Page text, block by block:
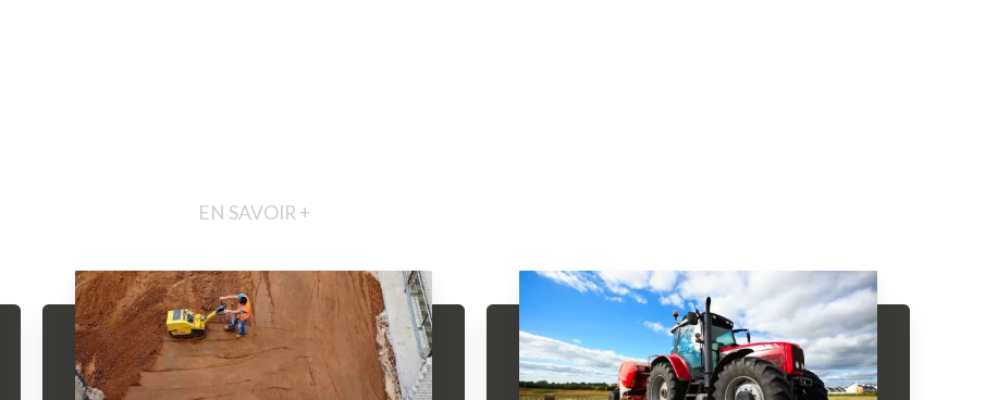
EN SAVOIR +